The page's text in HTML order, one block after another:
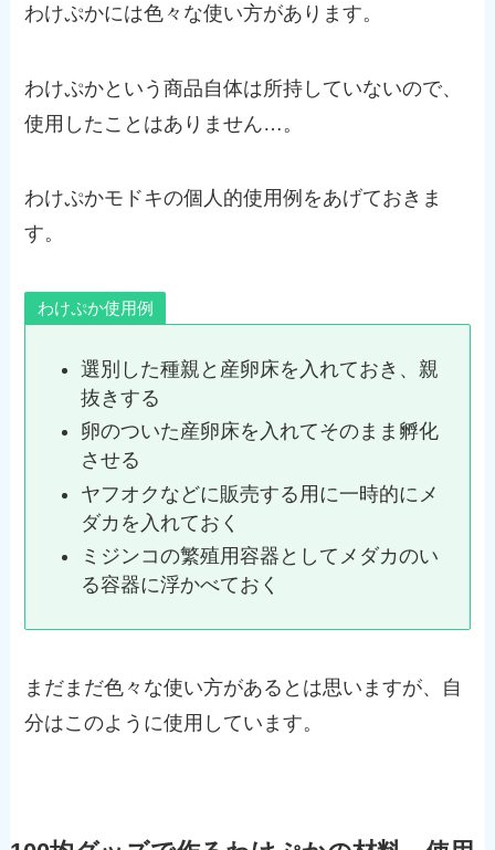
わけぷかには色々な使い方があります。
わけぷかという商品自体は所持していないので、
使用したことはありません…。
わけぷかモドキの個人的使用例をあげておきま
す。
わけぷか使用例
選別した種親と産卵床を入れておき、親
抜きする
卵のついた産卵床を入れてそのまま孵化
させる
ヤフオクなどに販売する用に一時的にメ
ダカを入れておく
ミジンコの繁殖用容器としてメダカのい
る容器に浮かべておく
まだまだ色々な使い方があるとは思いますが、自
分はこのように使用しています。